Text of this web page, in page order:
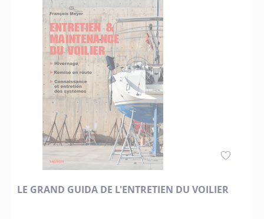
LE GRAND GUIDA DE L'ENTRETIEN DU VOILIER